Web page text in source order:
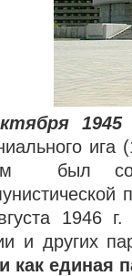
1945
был
1946
и других
как единая